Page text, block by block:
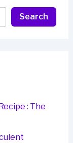
Search
: The